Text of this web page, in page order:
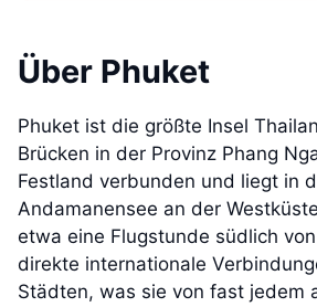
Über Phuket
Phuket ist die größte Insel
Brücken in der Provinz Phang
Festland verbunden und liegt in
Andamanensee an der
etwa eine Flugstunde südlich
direkte internationale
Städten, was sie von fast jedem